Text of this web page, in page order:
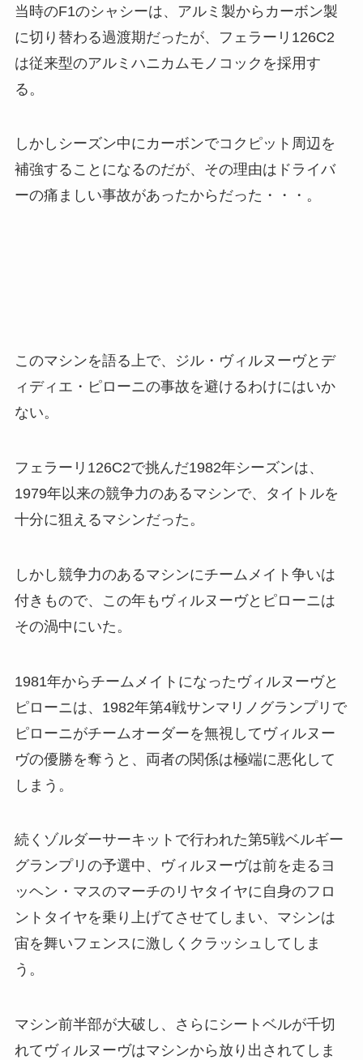
当時のF1のシャシーは、アルミ製からカーボン製
に切り替わる過渡期だったが、フェラーリ126C2
は従来型のアルミハニカムモノコックを採用す
る。
しかしシーズン中にカーボンでコクピット周辺を
補強することになるのだが、その理由はドライバ
ーの痛ましい事故があったからだった・・・。
このマシンを語る上で、ジル・ヴィルヌーヴとデ
ィディエ・ピローニの事故を避けるわけにはいか
ない。
フェラーリ126C2で挑んだ1982年シーズンは、
1979年以来の競争力のあるマシンで、タイトルを
十分に狙えるマシンだった。
しかし競争力のあるマシンにチームメイト争いは
付きもので、この年もヴィルヌーヴとピローニは
その渦中にいた。
1981年からチームメイトになったヴィルヌーヴと
ピローニは、1982年第4戦サンマリノグランプリで
ピローニがチームオーダーを無視してヴィルヌー
ヴの優勝を奪うと、両者の関係は極端に悪化して
しまう。
続くゾルダーサーキットで行われた第5戦ベルギー
グランプリの予選中、ヴィルヌーヴは前を走るヨ
ッヘン・マスのマーチのリヤタイヤに自身のフロ
ントタイヤを乗り上げてさせてしまい、マシンは
宙を舞いフェンスに激しくクラッシュしてしま
う。
マシン前半部が大破し、さらにシートベルが千切
れてヴィルヌーヴはマシンから放り出されてしま